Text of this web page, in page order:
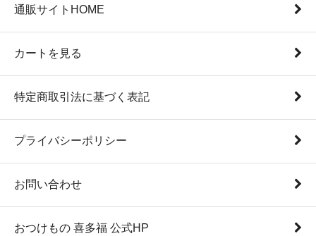
通販サイトHOME
カートを見る
特定商取引法に基づく表記
プライバシーポリシー
お問い合わせ
おつけもの 喜多福 公式HP